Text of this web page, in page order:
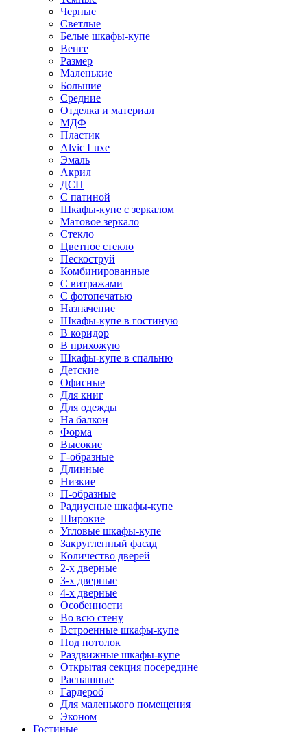
Черные
Светлые
Белые шкафы-купе
Венге
Размер
Маленькие
Большие
Средние
Отделка и материал
МДФ
Пластик
Alvic Luxe
Эмаль
Акрил
ДСП
С патиной
Шкафы-купе с зеркалом
Матовое зеркало
Стекло
Цветное стекло
Пескоструй
Комбинированные
С витражами
С фотопечатью
Назначение
Шкафы-купе в гостиную
В коридор
В прихожую
Шкафы-купе в спальню
Детские
Офисные
Для книг
Для одежды
На балкон
Форма
Высокие
Г-образные
Длинные
Низкие
П-образные
Радиусные шкафы-купе
Широкие
Угловые шкафы-купе
Закругленный фасад
Количество дверей
2-х дверные
3-х дверные
4-х дверные
Особенности
Во всю стену
Встроенные шкафы-купе
Под потолок
Раздвижные шкафы-купе
Открытая секция посередине
Распашные
Гардероб
Для маленького помещения
Эконом
Гостиные